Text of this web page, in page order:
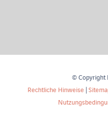
© Copyright
Rechtliche Hinweise |